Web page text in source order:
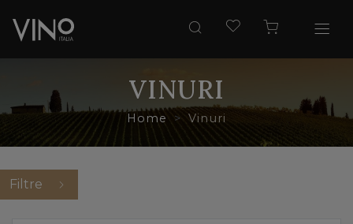
VINURI
Home Vinuri
Filtre